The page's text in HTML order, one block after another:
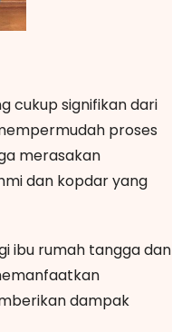
cukup signifikan dari
proses
merasakan
dan kopdar yang
ibu rumah tangga dan
dampak